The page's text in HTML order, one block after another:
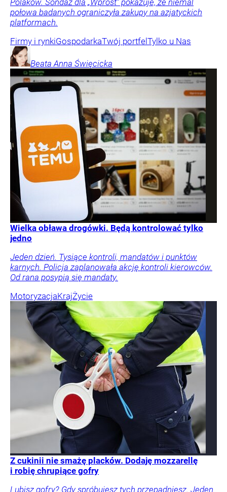
Polaków. Sondaż dla „Wprost” pokazuje, że niemal
połowa badanych ograniczyła zakupy na azjatyckich
platformach.
Firmy i rynkiGospodarkaTwój portfel Tylko u Nas
Beata Anna Święcicka
Wielka obława drogówki. Będą kontrolować tylko
jedno
Jeden dzień. Tysiące kontroli, mandatów i punktów
karnych. Policja zaplanowała akcję kontroli kierowców.
Od rana posypią się mandaty.
MotoryzacjaKrajŻycie
Z cukinii nie smażę placków. Dodaję mozzarellę
i robię chrupiące gofry
Lubisz gofry? Gdy spróbujesz tych przepadniesz. Jeden